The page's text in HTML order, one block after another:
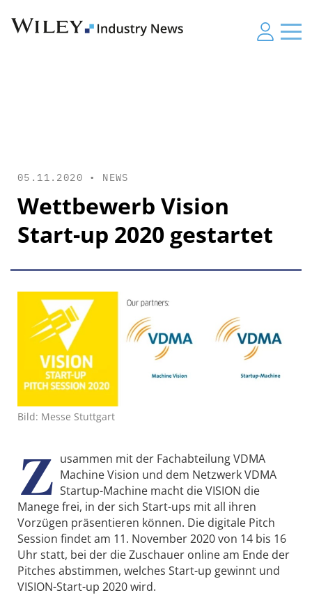
05.11.2020 • NEWS
Wettbewerb Vision
Start-up 2020 gestartet
Bild: Messe Stuttgart
Z usammen mit der Fachabteilung VDMA
Machine Vision und dem Netzwerk VDMA
Startup-Machine macht die VISION die
Manege frei, in der sich Start-ups mit all ihren
Vorzügen präsentieren können. Die digitale Pitch
Session findet am 11. November 2020 von 14 bis 16
Uhr statt, bei der die Zuschauer online am Ende der
Pitches abstimmen, welches Start-up gewinnt und
VISION-Start-up 2020 wird.